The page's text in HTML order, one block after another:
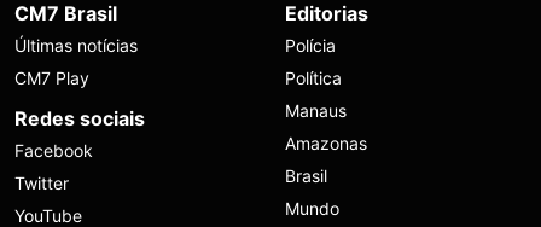
CM7 Brasil
Últimas notícias
CM7 Play
Redes sociais
Facebook
Twitter
YouTube
Editorias
Polícia
Política
Manaus
Amazonas
Brasil
Mundo